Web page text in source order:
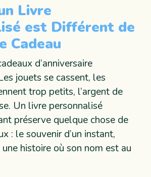
Livre
est Différent de
Cadeau
d’anniversaire
jouets se cassent, les
trop petits, l’argent de
Un livre personnalisé
préserve quelque chose de
: le souvenir d’un instant,
histoire où son nom est au